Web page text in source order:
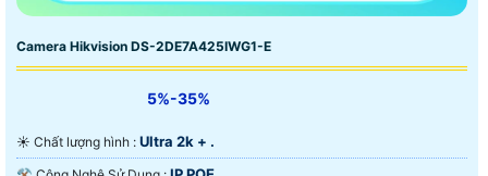
Camera Hikvision DS-2DE7A425IWG1-E
5%-35%
☀️ Chất lượng hình : Ultra 2k + .